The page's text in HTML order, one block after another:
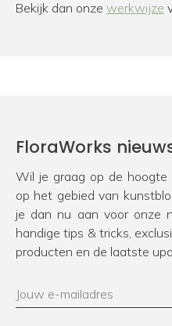
Bekijk dan onze werkwijze
FloraWorks
Wil je graag op de
op het gebied van
je dan nu aan voor onze
handige tips & tricks,
producten en de laatste